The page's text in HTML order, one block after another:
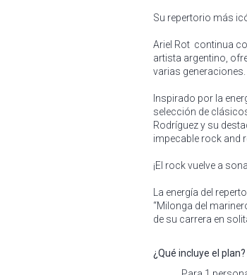
Su repertorio más
Ariel Rot continua
artista argentino,
varias generaciones.
Inspirado por la
selección de
Rodríguez y su
impecable rock and
¡El rock vuelve a
La energía del
“Milonga del
de su carrera en
¿Qué incluye el plan?